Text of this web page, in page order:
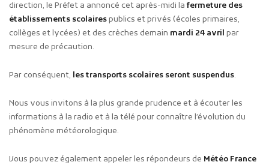
direction, le Préfet a annoncé cet après-midi lafermeture des
établissements scolairespublics et privés (écoles primaires,
collèges et lycées) et des crèches demain mardi 24 avril par
mesure de précaution.
Par conséquent, les transports scolaires seront suspendus.
Nous vous invitons à la plus grande prudence et à écouter les
informations à la radio et à la télé pour connaître l’évolution du
phénomène météorologique.
Vous pouvez également appeler les répondeurs de Météo France